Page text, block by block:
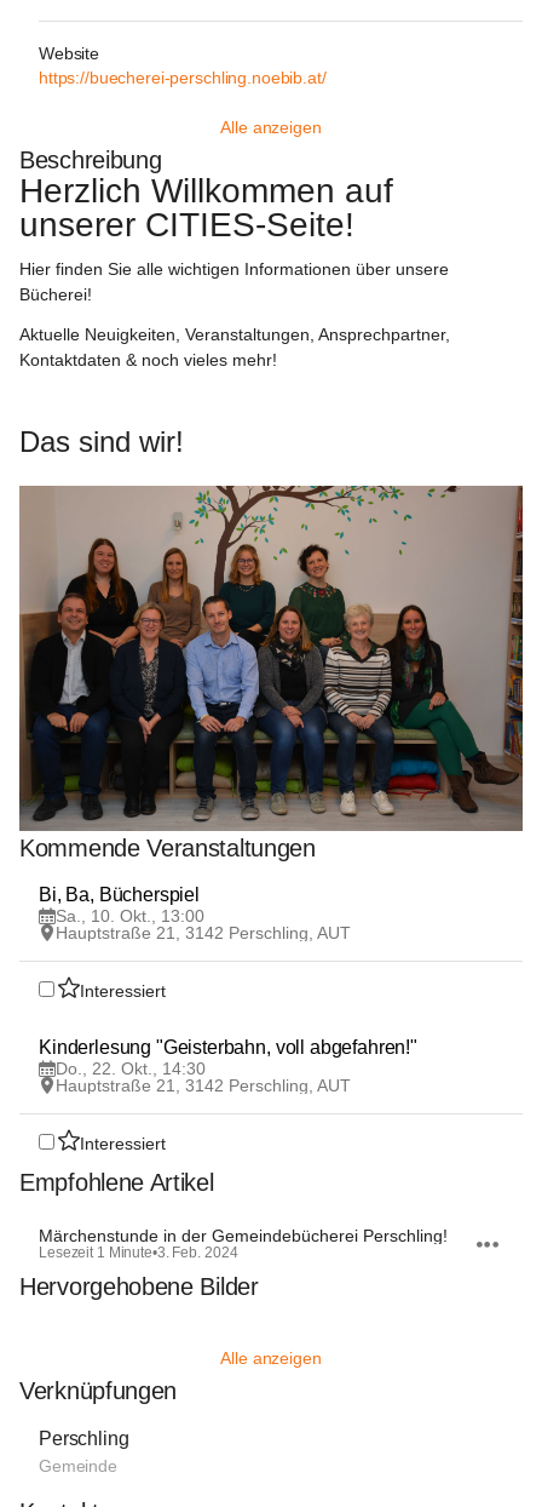
Website
https://buecherei-perschling.noebib.at/
Alle anzeigen
Beschreibung
Herzlich Willkommen auf
unserer CITIES-Seite!
Hier finden Sie alle wichtigen Informationen über unsere
Bücherei!
Aktuelle Neuigkeiten, Veranstaltungen, Ansprechpartner,
Kontaktdaten & noch vieles mehr!
Das sind wir!
Kommende Veranstaltungen
10
OKT
Bi, Ba, Bücherspiel
Sa., 10. Okt., 13:00
Hauptstraße 21, 3142 Perschling, AUT
Interessiert
22
OKT
Kinderlesung "Geisterbahn, voll abgefahren!"
Do., 22. Okt., 14:30
Hauptstraße 21, 3142 Perschling, AUT
Interessiert
Empfohlene Artikel
Märchenstunde in der Gemeindebücherei Perschling!
Lesezeit 1 Minute•3. Feb. 2024
Hervorgehobene Bilder
Alle anzeigen
Verknüpfungen
Perschling
Gemeinde